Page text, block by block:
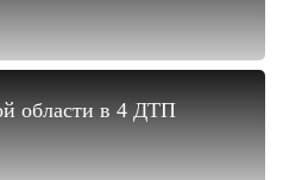
области в 4 ДТП